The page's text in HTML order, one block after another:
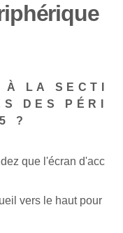
À LA SECTI
DES PÉRI
?
que l'écran d'acc
vers le haut pour